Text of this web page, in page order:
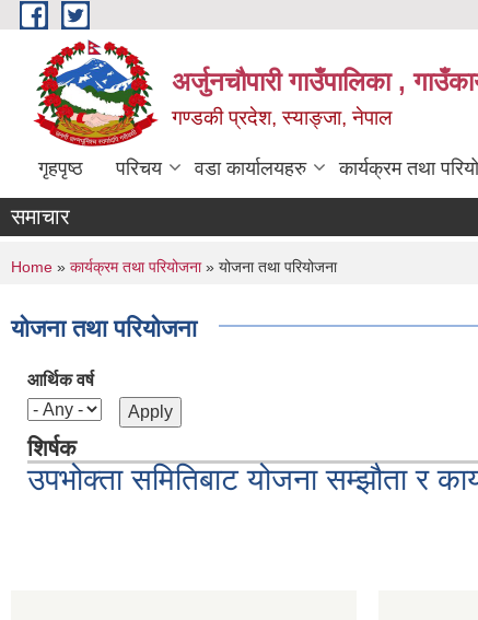
Skip to main content
अर्जुनचौपारी गाउँपालिका ,
गण्डकी प्रदेश, स्याङ्जा, नेपाल
गृहपृष्ठ परिचय वडा कार्यालयहरु कार्यक्रम तथा
समाचार
You are here
Home » कार्यक्रम तथा परियोजना» योजना तथा परियोजना
योजना तथा परियोजना
आर्थिक वर्ष
शिर्षक
उपभोक्ता समितिबाट योजना सम्झौता र